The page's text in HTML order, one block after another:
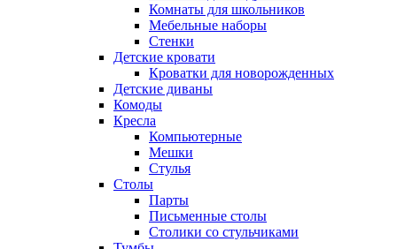
Комнаты для школьников
Мебельные наборы
Стенки
Детские кровати
Кроватки для новорожденных
Детские диваны
Комоды
Кресла
Компьютерные
Мешки
Стулья
Столы
Парты
Письменные столы
Столики со стульчиками